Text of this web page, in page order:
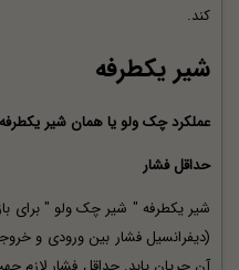
کند.
شیر یکطرفه
عملکرد چک ولو یا همان شیر
حداقل فشار
شیر یکطرفه " شیر چک ولو " برای
(دیفرانسیل فشار بین ورودی و